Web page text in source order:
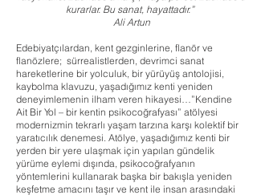
kurarlar. Bu sanat, hayattadır.”
Ali Artun
Edebiyatçılardan, kent gezginlerine, flanör ve
flanözlere; sürrealistlerden, devrimci sanat
hareketlerine bir yolculuk, bir yürüyüş antolojisi,
kaybolma klavuzu, yaşadığımız kenti yeniden
deneyimlemenin ilham veren hikayesi…”Kendine
Ait Bir Yol – bir kentin psikocoğrafyası” atölyesi
modernizmin tekrarlı yaşam tarzına karşı kolektif bir
yaratıcılık denemesi. Atölye, yaşadığımız kenti bir
yerden bir yere ulaşmak için yapılan gündelik
yürüme eylemi dışında, psikocoğrafyanın
yöntemlerini kullanarak başka bir bakışla yeniden
keşfetme amacını taşır ve kent ile insan arasındaki